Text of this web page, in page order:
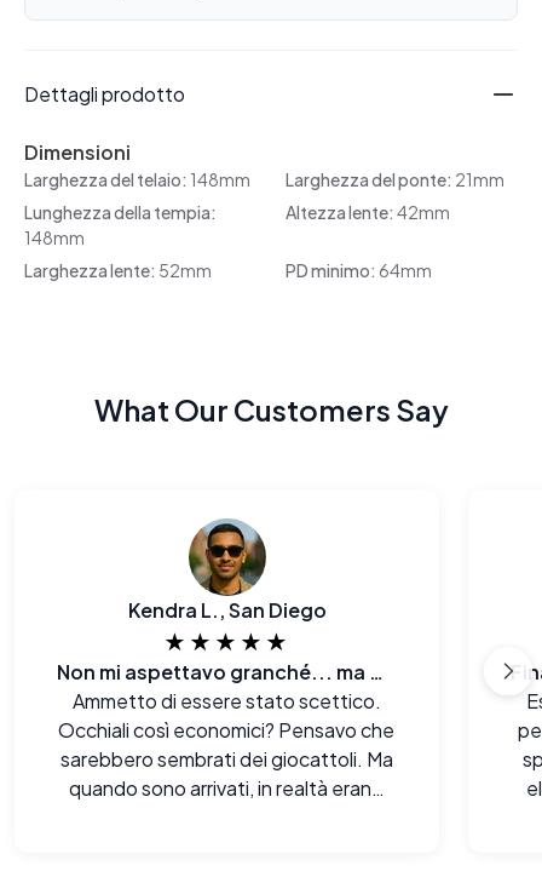
Dettagli prodotto
Dimensioni
Larghezza del telaio: 148mm Larghezza del ponte: 21mm
Lunghezza della tempia:
148mm
Altezza lente: 42mm
Larghezza lente: 52mm PD minimo: 64mm
What Our Customers Say
Kendra L., San Diego
★★★★★
Non mi aspettavo granché... ma wow.
Ammetto di essere stato scettico.
Occhiali così economici? Pensavo che
sarebbero sembrati dei giocattoli. Ma
quando sono arrivati, in realtà erano